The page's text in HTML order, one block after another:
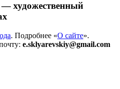
художественный
. Подробнее «О сайте».
e.sklyarevskiy@gmail.com